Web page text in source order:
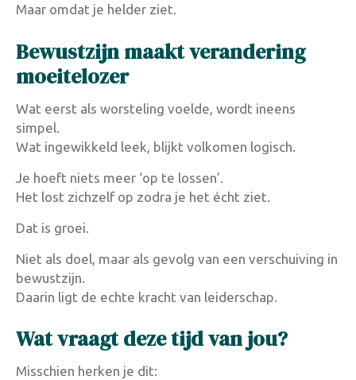
Maar omdat je helder ziet.
Bewustzijn maakt verandering
moeitelozer
Wat eerst als worsteling voelde, wordt ineens
simpel.
Wat ingewikkeld leek, blijkt volkomen logisch.
Je hoeft niets meer ‘op te lossen’.
Het lost zichzelf op zodra je het écht ziet.
Dat is groei.
Niet als doel, maar als gevolg van een verschuiving in
bewustzijn.
Daarin ligt de echte kracht van leiderschap.
Wat vraagt deze tijd van jou?
Misschien herken je dit: